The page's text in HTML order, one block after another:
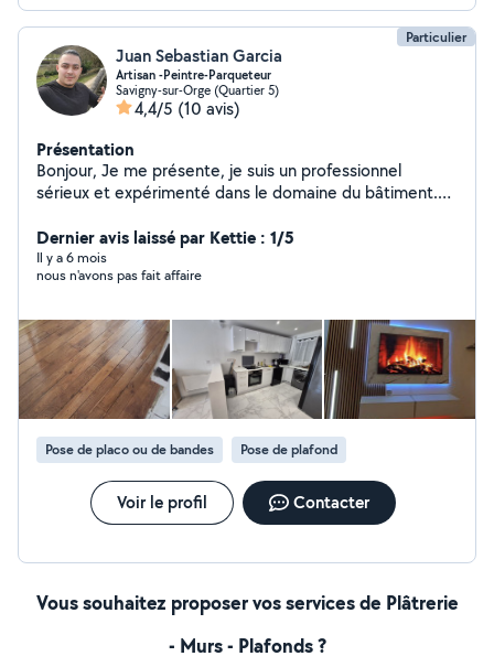
Particulier
Juan Sebastian Garcia
Artisan -Peintre-Parqueteur
Savigny-sur-Orge (Quartier 5)
4,4/5 (10 avis)
Présentation
Bonjour, Je me présente, je suis un professionnel
sérieux et expérimenté dans le domaine du bâtiment.
notamment : Construction générale Travaux d'électricité
Peinture intérieure et extérieure Pose de carrelage
Installation de parquets et sols en bois Rénovations
respect des délais. N'hésitez pas à me contacter pour
un devis ou toute demande d'information. Je suis
disponible pour intervenir rapidement selon vos besoins.
Merci pour votre confiance, Sebastian garcia
Dernier avis laissé par Kettie : 1/5
Il y a 6 mois
nous n'avons pas fait affaire
Pose de placo ou de bandes Pose de plafond
Voir le profil Contacter
Vous souhaitez proposer vos services de Plâtrerie
- Murs - Plafonds ?